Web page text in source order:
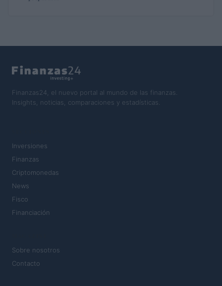
Finanzas24, el nuevo portal al mundo de las finanzas.
Insights, noticias, comparaciones y estadísticas.
Inversiones
Finanzas
Criptomonedas
News
Fisco
Financiación
Sobre nosotros
Contacto